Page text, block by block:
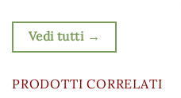
Vedi tutti →
PRODOTTI CORRELATI